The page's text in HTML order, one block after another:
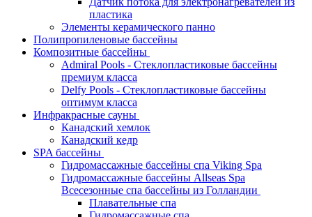
пластика
Элементы керамического панно
Полипропиленовые бассейны
Композитные бассейны
Admiral Pools - Стеклопластиковые бассейны
премиум класса
Delfy Pools - Стеклопластиковые бассейны
оптимум класса
Инфракрасные сауны
Канадский хемлок
Канадский кедр
SPA бассейны
Гидромассажные бассейны спа Viking Spa
Гидромассажные бассейны Allseas Spa
Всесезонные спа бассейны из Голландии
Плавательные спа